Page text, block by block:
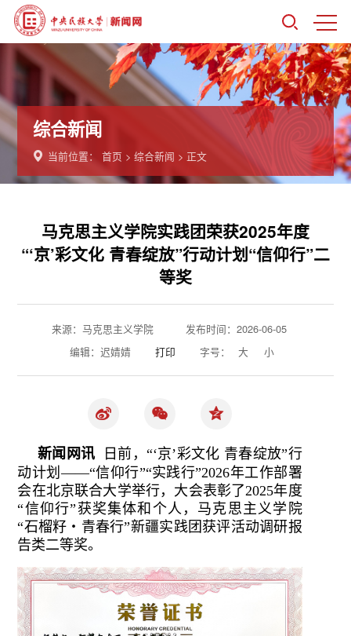
综合新闻
当前位置：首页 >综合新闻 > 正文
马克思主义学院实践团荣获2025年度
“‘京’彩文化 青春绽放”行动计划“信仰行”二
等奖
来源：马克思主义学院
发布时间：2026-06-05
编辑：迟婧婧
打印 字号： 大 小
新闻网讯
日前，“‘京’彩文化 青春绽放”行
动计划——“信仰行”“实践行”2026年工作部署
会在北京联合大学举行，大会表彰了2025年度
“信仰行”获奖集体和个人，马克思主义学院
“石榴籽・青春行”新疆实践团获评活动调研报
告类二等奖。